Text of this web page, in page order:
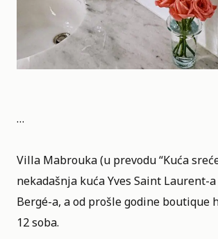
…
Villa Mabrouka(u prevodu “Kuća
nekadašnja kuća Yves Saint Laurent-
Bergé-a, a od prošle godine boutique
12 soba.